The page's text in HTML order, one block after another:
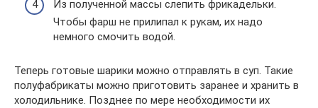
Из полученной массы слепить фрикадельки.
Чтобы фарш не прилипал к рукам, их надо
немного смочить водой.
Теперь готовые шарики можно отправлять в суп. Такие
полуфабрикаты можно приготовить заранее и хранить в
холодильнике. Позднее по мере необходимости их